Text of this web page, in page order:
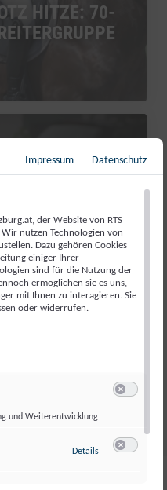
HITZE: 70-
DIE
Impressum Datenschutz
der Website von RTS
nutzen Technologien von
Dazu gehören Cookies
einiger Ihrer
sind für die Nutzung der
ermöglichen sie es uns,
mit Ihnen zu interagieren. Sie
oder widerrufen.
und Weiterentwicklung
Details zu Google